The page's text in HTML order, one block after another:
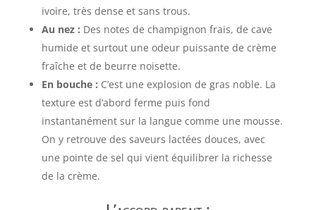
ivoire, très dense et sans trous.
Au nez : Des notes de champignon frais, de cave
humide et surtout une odeur puissante de crème
fraîche et de beurre noisette.
En bouche : C’est une explosion de gras noble. La
texture est d’abord ferme puis fond
instantanément sur la langue comme une mousse.
On y retrouve des saveurs lactées douces, avec
une pointe de sel qui vient équilibrer la richesse
de la crème.